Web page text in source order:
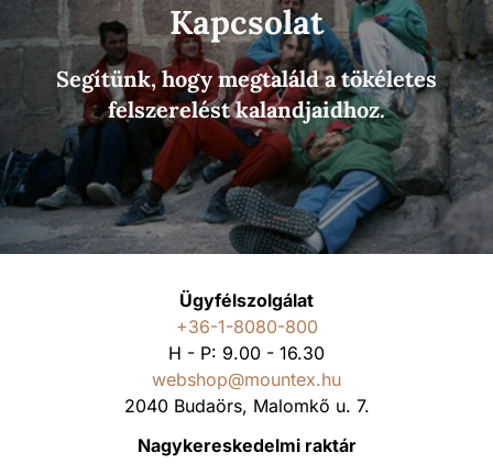
Kapcsolat
Segítünk, hogy megtaláld a tökéletes
felszerelést kalandjaidhoz.
Ügyfélszolgálat
+36-1-8080-800
H - P: 9.00 - 16.30
webshop@mountex.hu
2040 Budaörs, Malomkő u. 7.
Nagykereskedelmi raktár